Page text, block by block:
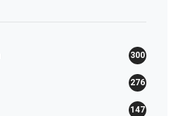
300
276
147